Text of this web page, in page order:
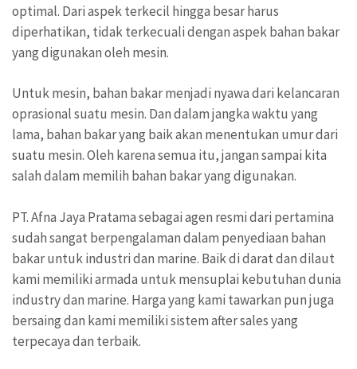
optimal. Dari aspek terkecil hingga besar harus
diperhatikan, tidak terkecuali dengan aspek bahan bakar
yang digunakan oleh mesin.
Untuk mesin, bahan bakar menjadi nyawa dari kelancaran
oprasional suatu mesin. Dan dalam jangka waktu yang
lama, bahan bakar yang baik akan menentukan umur dari
suatu mesin. Oleh karena semua itu, jangan sampai kita
salah dalam memilih bahan bakar yang digunakan.
PT. Afna Jaya Pratama sebagai agen resmi dari pertamina
sudah sangat berpengalaman dalam penyediaan bahan
bakar untuk industri dan marine. Baik di darat dan dilaut
kami memiliki armada untuk mensuplai kebutuhan dunia
industry dan marine. Harga yang kami tawarkan pun juga
bersaing dan kami memiliki sistem after sales yang
terpecaya dan terbaik.